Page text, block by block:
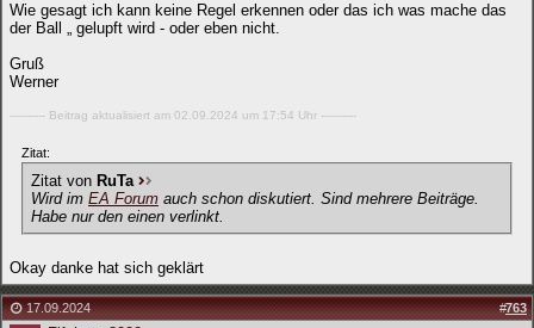
Wie gesagt ich kann keine Regel erkennen oder das ich was mache das
der Ball „ gelupft wird - oder eben nicht.
Gruß
Werner
---------- Beitrag aktualisiert am 02.09.2024 um 17:54 Uhr ----------
Zitat:
Zitat von RuTa
Wird im EA Forum auch schon diskutiert. Sind mehrere Beiträge.
Habe nur den einen verlinkt.
Okay danke hat sich geklärt
17.09.2024 #763